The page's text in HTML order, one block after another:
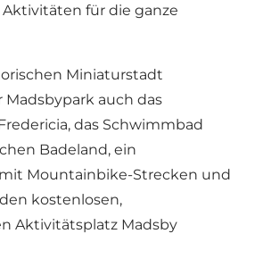
für die ganze
Miniaturstadt
auch das
, das Schwimmbad
Badeland, ein
Mountainbike-Strecken und
kostenlosen,
Aktivitätsplatz Madsby